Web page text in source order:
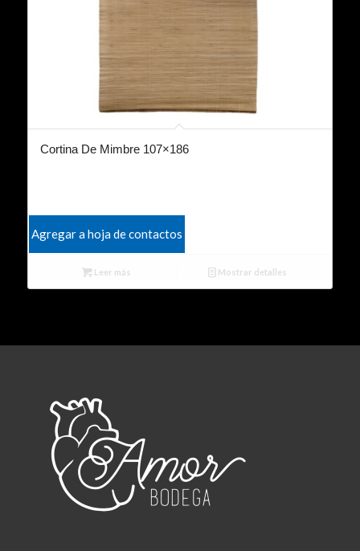
Cortina De Mimbre 107×186
Agregar a hoja de contactos
Leer más Mostrar detalles